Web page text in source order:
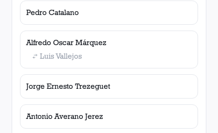
Pedro Catalano
Alfredo Oscar Márquez
Luis Vallejos
Jorge Ernesto Trezeguet
Antonio Averano Jerez